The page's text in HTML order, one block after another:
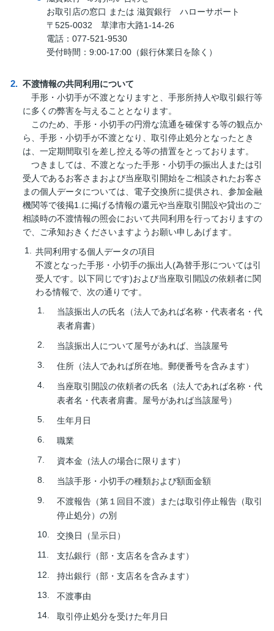
お取引店の窓口 または 滋賀銀行 ハローサポート
〒525-0032 草津市大路1-14-26
電話：077-521-9530
受付時間：9:00-17:00（銀行休業日を除く）
不渡情報の共同利用について
手形・小切手が不渡となりますと、手形所持人や取引銀行等
に多くの弊害を与えることとなります。
このため、手形・小切手の円滑な流通を確保する等の観点か
ら、手形・小切手が不渡となり、取引停止処分となったとき
は、一定期間取引を差し控える等の措置をとっております。
つきましては、不渡となった手形・小切手の振出人または引
受人であるお客さまおよび当座取引開始をご相談されたお客さ
まの個人データについては、電子交換所に提供され、参加金融
機関等で後掲1.に掲げる情報の還元や当座取引開設や貸出のご
相談時の不渡情報の照会において共同利用を行っておりますの
で、ご承知おきくださいますようお願い申しあげます。
共同利用する個人データの項目
不渡となった手形・小切手の振出人(為替手形については引
受人です。以下同じです)および当座取引開設の依頼者に関
わる情報で、次の通りです。
当該振出人の氏名（法人であれば名称・代表者名・代
表者肩書）
当該振出人について屋号があれば、当該屋号
住所（法人であれば所在地。郵便番号を含みます）
当座取引開設の依頼者の氏名（法人であれば名称・代
表者名・代表者肩書。屋号があれば当該屋号）
生年月日
職業
資本金（法人の場合に限ります）
当該手形・小切手の種類および額面金額
不渡報告（第１回目不渡）または取引停止報告（取引
停止処分）の別
交換日（呈示日）
支払銀行（部・支店名を含みます）
持出銀行（部・支店名を含みます）
不渡事由
取引停止処分を受けた年月日